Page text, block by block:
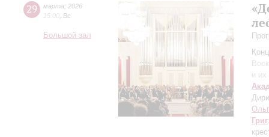
29 марта
2026
15:00 Вс
Большой зал
и их
Григ